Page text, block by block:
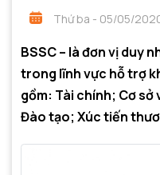
Thứ ba - 05/05/
BSSC – là đơn vị duy
trong lĩnh vực hỗ trợ
gồm: Tài chính; Cơ
Đào tạo; Xúc tiến